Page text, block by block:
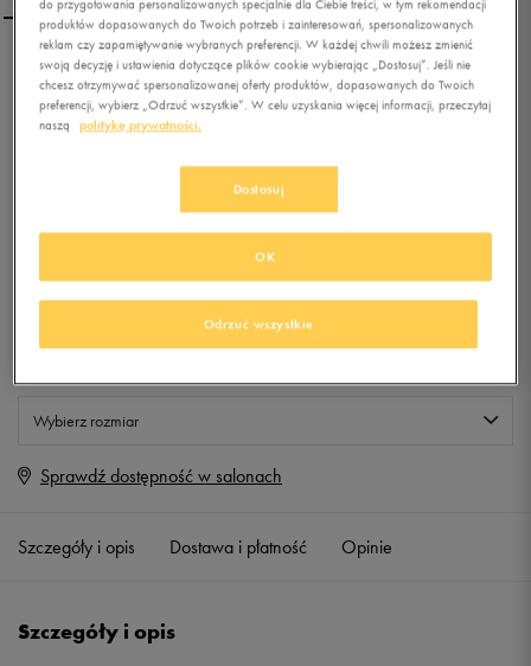
FEEWEAR CZAPKA Z
CLASSIC BEANIE BLACK
Produkt niedostępny
Wybierz rozmiar
ONE SIZE Powiadom o dostępności
Sprawdź dostępność w salonach
Szczegóły i opis Dostawa i płatność Opinie
Szczegóły i opis
do przygotowania personalizowanych specjalnie dla Ciebie treści, w tym rekomendacji
produktów dopasowanych do Twoich potrzeb i zainteresowań, spersonalizowanych
reklam czy zapamiętywanie wybranych preferencji. W każdej chwili możesz zmienić
swoją decyzję i ustawienia dotyczące plików cookie wybierając „Dostosuj”. Jeśli nie
chcesz otrzymywać spersonalizowanej oferty produktów, dopasowanych do Twoich
preferencji, wybierz „Odrzuć wszystkie”. W celu uzyskania więcej informacji, przeczytaj
naszą
politykę prywatności.
Dostosuj
Odrzuć wszystkie
OK